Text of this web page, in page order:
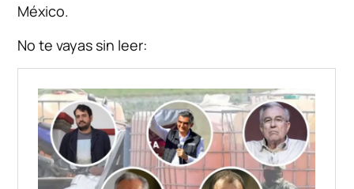
México.
No te vayas sin leer: